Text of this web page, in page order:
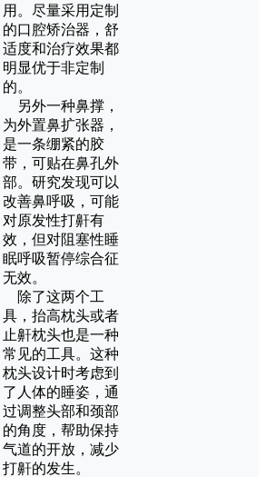
用。尽量采用定制
的口腔矫治器，舒
适度和治疗效果都
明显优于非定制
的。
另外一种鼻撑，
为外置鼻扩张器，
是一条绷紧的胶
带，可贴在鼻孔外
部。研究发现可以
改善鼻呼吸，可能
对原发性打鼾有
效，但对阻塞性睡
眠呼吸暂停综合征
无效。
除了这两个工
具，抬高枕头或者
止鼾枕头也是一种
常见的工具。这种
枕头设计时考虑到
了人体的睡姿，通
过调整头部和颈部
的角度，帮助保持
气道的开放，减少
打鼾的发生。